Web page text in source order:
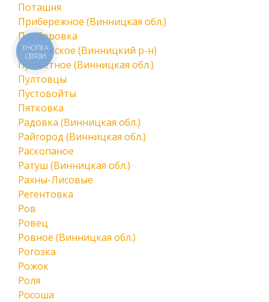
Поташня
Прибережное (Винницкая обл.)
Приборовка
Прибужское (Винницкий р-н)
Приветное (Винницкая обл.)
Пултовцы
Пустовойты
Пятковка
Радовка (Винницкая обл.)
Райгород (Винницкая обл.)
Раскопаное
Ратуш (Винницкая обл.)
Рахны-Лисовые
Регентовка
Ров
Ровец
Ровное (Винницкая обл.)
Рогозка
Рожок
Роля
Росоша
КНОПКА
СВЯЗИ